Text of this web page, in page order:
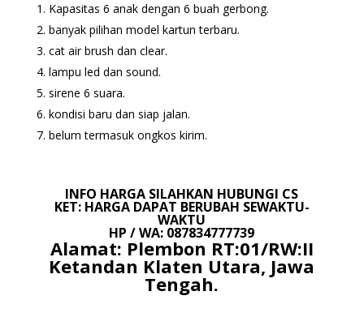
Kapasitas 6 anak dengan 6 buah gerbong.
banyak pilihan model kartun terbaru.
cat air brush dan clear.
lampu led dan sound.
sirene 6 suara.
kondisi baru dan siap jalan.
belum termasuk ongkos kirim.
INFO HARGA SILAHKAN HUBUNGI CS
KET: HARGA DAPAT BERUBAH SEWAKTU-
WAKTU
HP / WA: 087834777739
Alamat: Plembon RT:01/RW:II
Ketandan Klaten Utara, Jawa
Tengah.